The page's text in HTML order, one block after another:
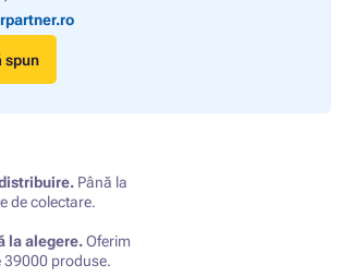
spun
Până la
de colectare.
la alegere.Oferim
39000 produse.